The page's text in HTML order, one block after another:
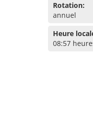
Rotation:
annuel
Heure
08:57